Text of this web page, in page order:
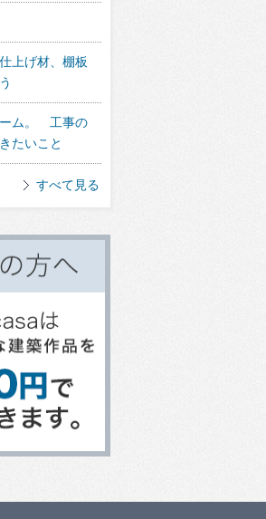
上げ材、棚板
ーム。 工事の
たいこと
すべて見る